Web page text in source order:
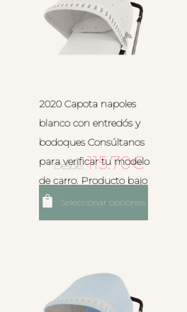
2020 Capota napoles
blanco con entredós y
bodoques Consúltanos
para verificar tu modelo
de carro. Producto bajo
pedido no se acepta
devolución.
Desde:115.70€
Seleccionar opciones